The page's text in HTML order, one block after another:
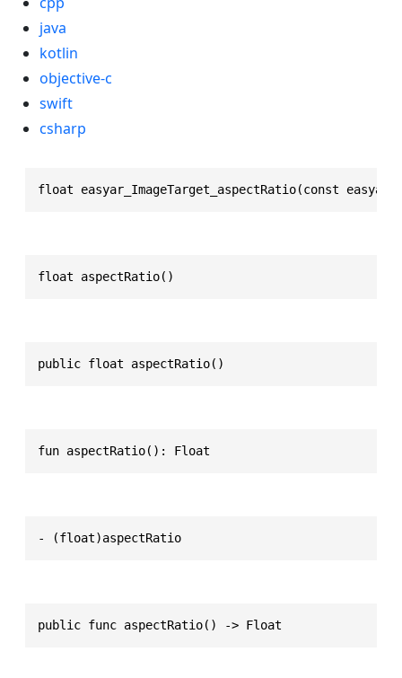
java
kotlin
objective-c
swift
csharp
float easyar_ImageTarget_aspectRatio(const
float aspectRatio()
public float aspectRatio()
fun aspectRatio(): Float
- (float)aspectRatio
public func aspectRatio() -> Float